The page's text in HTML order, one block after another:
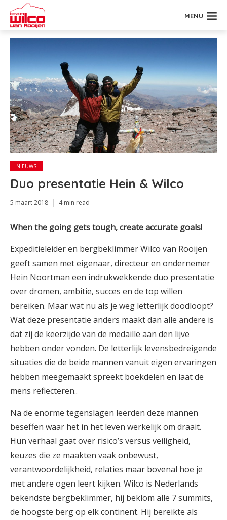
MENU
NIEUWS
Duo presentatie Hein & Wilco
5 maart 2018 4 min read
When the going gets tough, create accurate goals!
Expeditieleider en bergbeklimmer Wilco van Rooijen
geeft samen met eigenaar, directeur en ondernemer
Hein Noortman een indrukwekkende duo presentatie
over dromen, ambitie, succes en de top willen
bereiken. Maar wat nu als je weg letterlijk doodloopt?
Wat deze presentatie anders maakt dan alle andere is
dat zij de keerzijde van de medaille aan den lijve
hebben onder vonden. De letterlijk levensbedreigende
situaties die de beide mannen vanuit eigen ervaringen
hebben meegemaakt spreekt boekdelen en laat de
mens reflecteren..
Na de enorme tegenslagen leerden deze mannen
beseffen waar het in het leven werkelijk om draait.
Hun verhaal gaat over risico’s versus veiligheid,
keuzes die ze maakten vaak onbewust,
verantwoordelijkheid, relaties maar bovenal hoe je
met andere ogen leert kijken. Wilco is Nederlands
bekendste bergbeklimmer, hij beklom alle 7 summits,
de hoogste berg op elk continent. Hij bereikte als